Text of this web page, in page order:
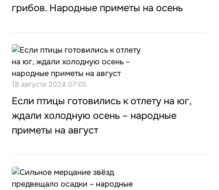
грибов. Народные приметы на осень
18 августа 2024 07:05
Если птицы готовились к отлету на юг,
ждали холодную осень – народные
приметы на август